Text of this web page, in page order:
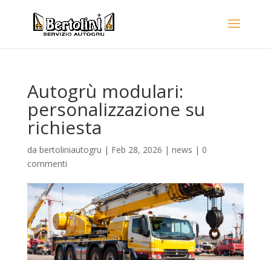
Autogrù modulari:
personalizzazione su
richiesta
da bertoliniautogru | Feb 28, 2026 | news | 0
commenti